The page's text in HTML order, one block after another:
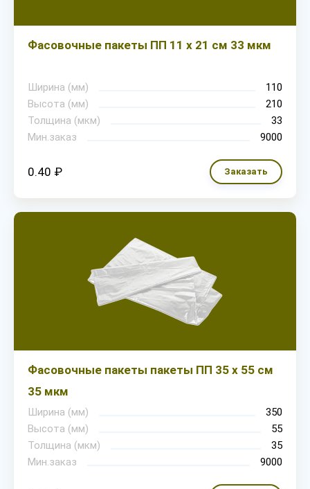
Фасовочные пакеты ПП 11 х 21 см 33 мкм
Ширина (мм)
110
Высота (мм)
210
Толщина (мкм)
33
Мин.заказ
9000
0.40 ₽ Заказать
Фасовочные пакеты пакеты ПП 35 х 55 см
35 мкм
Ширина (мм)
350
Высота (мм)
55
Толщина (мкм)
35
Мин.заказ
9000